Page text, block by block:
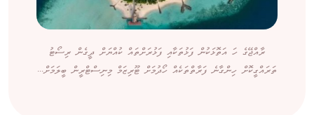
ރާއްޖޭގެ ހަ އަތޮޅަކުން ފަޅުތަކާއި ފަޅުރަށްތައް ކުއްޔަށް ދީގެން ރިސޯޓު
ތަރައްގީކޮށް ހިންގާނެ ފަރާތްތަކެއް ހޯދުމަށް ޓޫރިޒަމް މިނިސްޓްރީން ބީލަމަށް...